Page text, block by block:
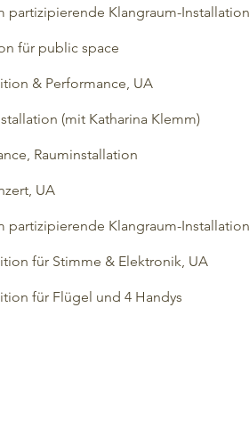
partizipierende Klangraum-
für public space
& Performance, UA
(mit Katharina Klemm)
Rauminstallation
Konzert, UA
partizipierende Klangraum-
für Stimme & Elektronik,
für Flügel und 4 Handys